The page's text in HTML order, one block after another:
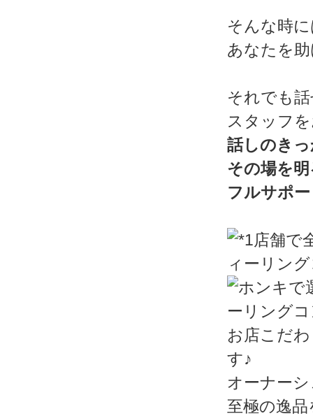
そんな時
あなたを
それでも
スタッフ
話しのき
その場を
フルサポ
お店こだ
す♪
オーナー
至極の逸